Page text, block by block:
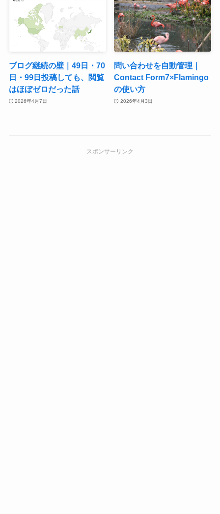
ブログ継続の壁｜49日・70
日・99日投稿しても、閲覧
はほぼゼロだった話
2026年4月7日
問い合わせを自動管理｜
Contact Form7×Flamingo
の使い方
2026年4月3日
スポンサーリンク